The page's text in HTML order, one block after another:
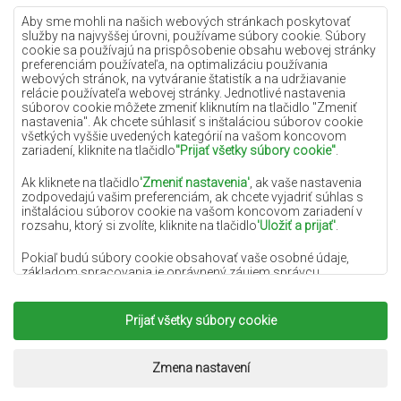
Aby sme mohli na našich webových stránkach poskytovať
služby na najvyššej úrovni, používame súbory cookie. Súbory
cookie sa používajú na prispôsobenie obsahu webovej stránky
preferenciám používateľa, na optimalizáciu používania
webových stránok, na vytváranie štatistík a na udržiavanie
relácie používateľa webovej stránky. Jednotlivé nastavenia
súborov cookie môžete zmeniť kliknutím na tlačidlo "Zmeniť
nastavenia". Ak chcete súhlasiť s inštaláciou súborov cookie
všetkých vyššie uvedených kategórií na vašom koncovom
zariadení, kliknite na tlačidlo"Prijať všetky súbory cookie"
Ak kliknete na tlačidlo'Zmeniť nastavenia' , ak vaše nastavenia
zodpovedajú vašim preferenciám, ak chcete vyjadriť súhlas s
inštaláciou súborov cookie na vašom koncovom zariadení v
rozsahu, ktorý si zvolíte, kliknite na tlačidlo'Uložiť a prijať'
Pokiaľ budú súbory cookie obsahovať vaše osobné údaje,
základom spracovania je oprávnený záujem správcu
podobe poskytovania vysokokvalitných služieb na našej
webovej stránke a marketingových aktivít správcu osobných
údajov a jeho dôveryhodných partnerov.
Viac informácií o súboroch cookie a spracovaní osobných
Prijať všetky súbory cookie
Zmena nastavení
Lilac koberce
Žlté koberce
Mätové koberce
Modré koberce
Oranžové koberce
Ružové koberce
Šedé koberce
Terakotové koberce
Zelené koberce
Zlaté koberce
Copyright 2022Koberce Chemex.Všetky práva
Realizácia:www.dimax.pl